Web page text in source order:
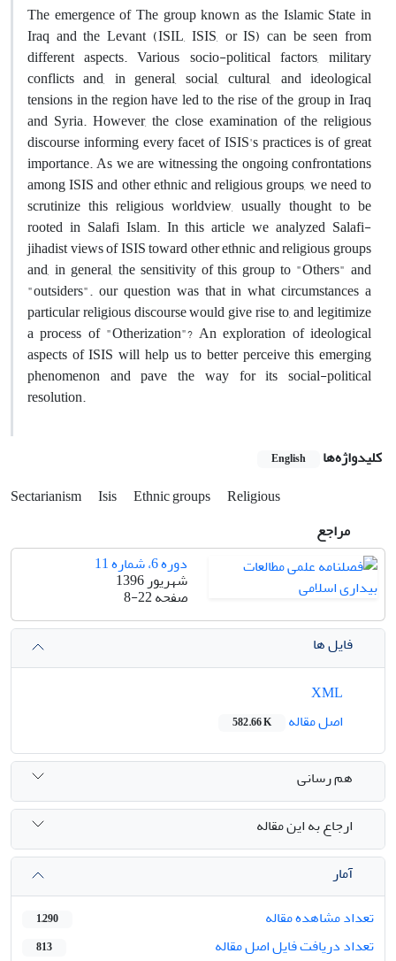
The emergence of The group known as the Islamic State in
Iraq and the Levant (ISIL, ISIS, or IS) can be seen from
different aspects. Various socio-political factors, military
conflicts and, in general, social, cultural, and ideological
tensions in the region have led to the rise of the group in Iraq
and Syria. However, the close examination of the religious
discourse informing every facet of ISIS's practices is of great
importance. As we are witnessing the ongoing confrontations
among ISIS and other ethnic and religious groups, we need to
scrutinize this religious worldview, usually thought to be
rooted in Salafi Islam. In this article we analyzed Salafi-
jihadist views of ISIS toward other ethnic and religious groups
and, in general, the sensitivity of this group to "Others" and
"outsiders". our question was that in what circumstances a
particular religious discourse would give rise to, and legitimize
a process of "Otherization"? An exploration of ideological
aspects of ISIS will help us to better perceive this emerging
phenomenon and pave the way for its social-political
resolution.
کلیدواژه‌ها English
Sectarianism Isis Ethnic groups
Religious
مراجع
دوره 6، شماره 11
شهریور 1396
صفحه8-22
فایل ها
اصل مقاله
582.66 K
هم رسانی
ارجاع به این مقاله
آمار
تعداد مشاهده مقاله
1,290
تعداد دریافت فایل اصل مقاله 813